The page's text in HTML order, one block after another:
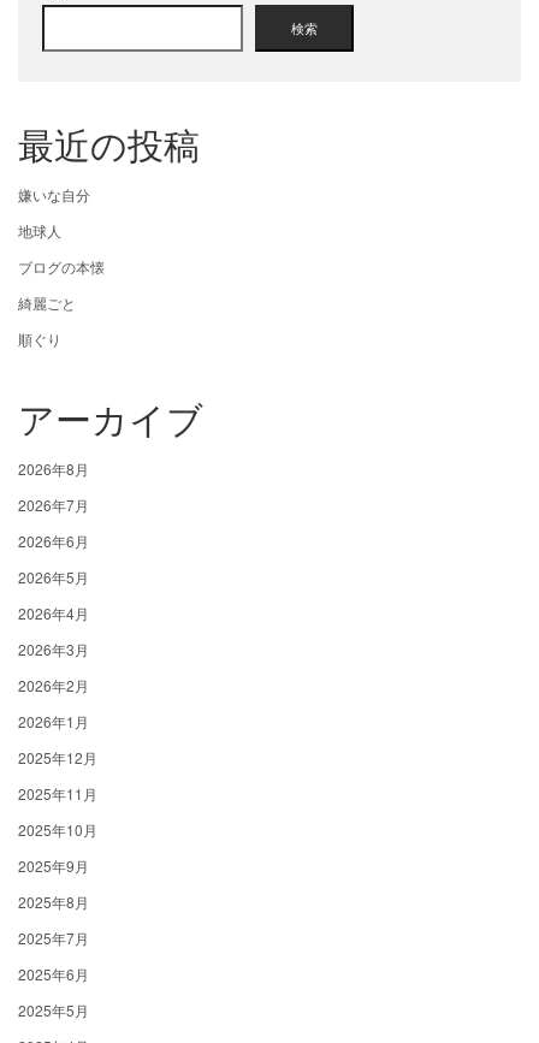
検索
最近の投稿
嫌いな自分
地球人
ブログの本懐
綺麗ごと
順ぐり
アーカイブ
2026年8月
2026年7月
2026年6月
2026年5月
2026年4月
2026年3月
2026年2月
2026年1月
2025年12月
2025年11月
2025年10月
2025年9月
2025年8月
2025年7月
2025年6月
2025年5月